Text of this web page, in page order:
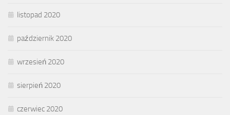
listopad 2020
październik 2020
wrzesień 2020
sierpień 2020
czerwiec 2020